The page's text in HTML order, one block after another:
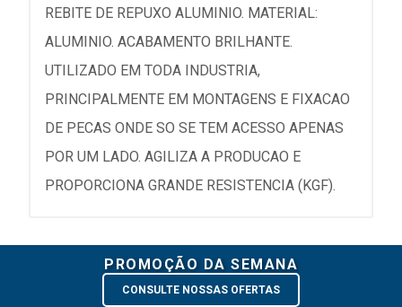
REBITE DE REPUXO ALUMINIO. MATERIAL:
ALUMINIO. ACABAMENTO BRILHANTE.
UTILIZADO EM TODA INDUSTRIA,
PRINCIPALMENTE EM MONTAGENS E FIXACAO
DE PECAS ONDE SO SE TEM ACESSO APENAS
POR UM LADO. AGILIZA A PRODUCAO E
PROPORCIONA GRANDE RESISTENCIA (KGF).
PROMOÇÃO DA SEMANA
CONSULTE NOSSAS OFERTAS